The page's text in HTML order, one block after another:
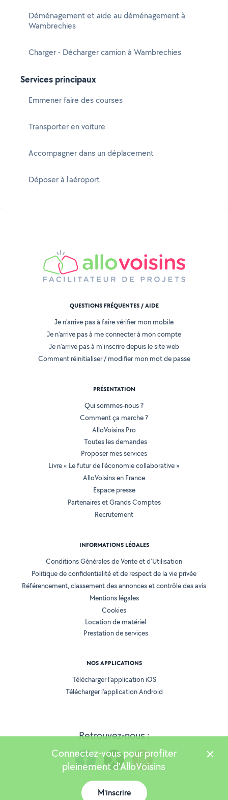
Déménagement et aide au déménagement à
Wambrechies
Charger - Décharger camion à Wambrechies
Services principaux
Emmener faire des courses
Transporter en voiture
Accompagner dans un déplacement
Déposer à l'aéroport
Retrouvez-nous :
QUESTIONS FRÉQUENTES / AIDE
Je n'arrive pas à faire vérifier mon mobile
Je n'arrive pas à me connecter à mon compte
Je n'arrive pas à m'inscrire depuis le site web
Comment réinitialiser / modifier mon mot de passe
PRÉSENTATION
Qui sommes-nous ?
Comment ça marche ?
AlloVoisins Pro
Toutes les demandes
Proposer mes services
Livre « Le futur de l'économie collaborative »
AlloVoisins en France
Espace presse
Partenaires et Grands Comptes
Recrutement
INFORMATIONS LÉGALES
Conditions Générales de Vente et d'Utilisation
Politique de confidentialité et de respect de la vie privée
Référencement, classement des annonces et contrôle des avis
Mentions légales
Cookies
Location de matériel
Prestation de services
NOS APPLICATIONS
Télécharger l’application iOS
Télécharger l’application Android
Version 25.5.3
Connectez-vous pour profiter
pleinement d'AlloVoisins
M'inscrire